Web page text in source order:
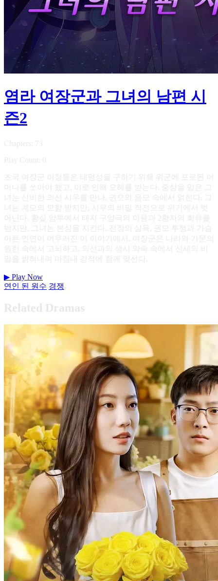
염라 여장군과 그녀의 남편 시
즌2
Chapters: 73
Play Count: 0
초국 여장군 이청통은 태평성을 구하기 위해 위군에 포로된 어
머니를 쏘아야 했고, 이로 인해 오해를 받는다. 중상을 입은 그
녀는 신비한 의선 시우를 만나, 권모와 음모 속에서 얽힌다. 그
녀는 계모의 모함 받지만, 시우의 비밀 작전으로 위기에서 벗
어난다. 황실 암투에서 태자 구양극의 이용과 2황자의 회유를
받지만, 그녀는 본심을 지킨다. 전장의 살육, 권모 투쟁과 가슴
아픈 인연이 어우러진 이 이야기에서, 여장군은 나라와 가문의
원한 속에서 고뇌하고, 의선과의 생사 약속 속에서 신세의 비
밀을 밝혀내며 마침내 강적에 함께 맞선다.
▶ Play Now
연인 된 원수 경쟁
Related Dramas